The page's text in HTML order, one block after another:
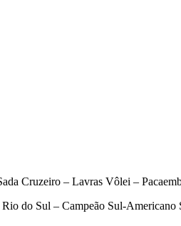
Cruzeiro – Lavras Vôlei –
do Sul – Campeão Sul-